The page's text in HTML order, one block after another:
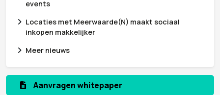
events
Locaties met Meerwaarde(N) maakt sociaal
inkopen makkelijker
Meer nieuws
Aanmelden nieuwsbrief